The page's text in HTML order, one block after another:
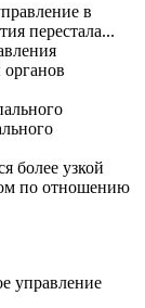
в
перестала...
более узкой
по отношению
управление